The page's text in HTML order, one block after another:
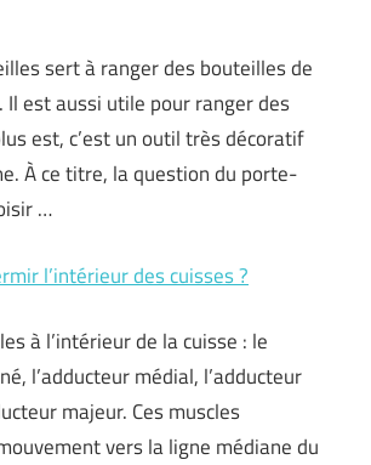
sert à ranger des bouteilles de
Il est aussi utile pour ranger des
est, c’est un outil très décoratif
À ce titre, la question du porte-
…
l’intérieur des cuisses ?
à l’intérieur de la cuisse : le
l’adducteur médial, l’adducteur
majeur. Ces muscles
vers la ligne médiane du